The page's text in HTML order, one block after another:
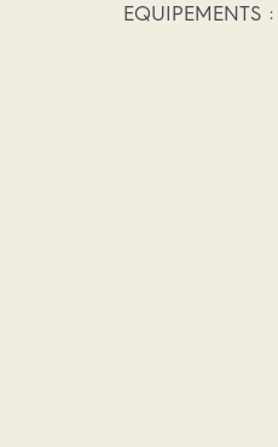
EQUIPEMENTS :